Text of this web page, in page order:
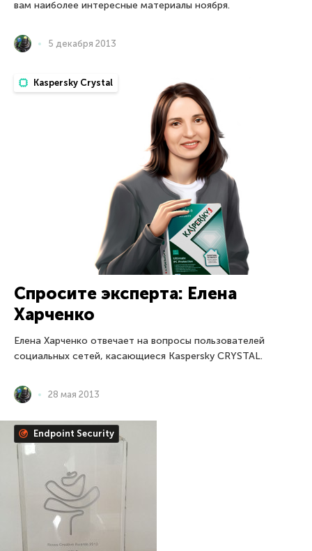
вам наиболее интересные материалы ноября.
5 декабря 2013
Kaspersky Crystal
Спросите эксперта: Елена
Харченко
Елена Харченко отвечает на вопросы пользователей
социальных сетей, касающиеся Kaspersky CRYSTAL.
28 мая 2013
Endpoint Security